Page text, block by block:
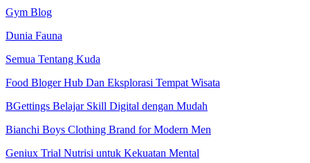
Gym Blog
Dunia Fauna
Semua Tentang Kuda
Food Bloger Hub Dan Eksplorasi Tempat Wisata
BGettings Belajar Skill Digital dengan Mudah
Bianchi Boys Clothing Brand for Modern Men
Geniux Trial Nutrisi untuk Kekuatan Mental